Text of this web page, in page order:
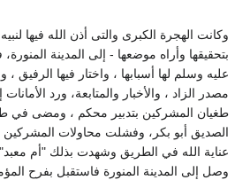
وكانت الهجرة الكبرى والتى أذن الله فيها
بتحقيقها وأراه موضعها - إلى المدينة
عليه وسلم لها أسبابها ، واختار فيها الرفيق ،
مصدر الزاد ، والأخبار والمتابعة، ورد
طغيان المشركين بتدبير محكم ، ومضى في
الصديق أبو بكر، وفشلت محاولات المشركين
عناية الله في الطريق وشهدت بذلك "أم
وصل إلى المدينة المنورة فاستقبل بفرح